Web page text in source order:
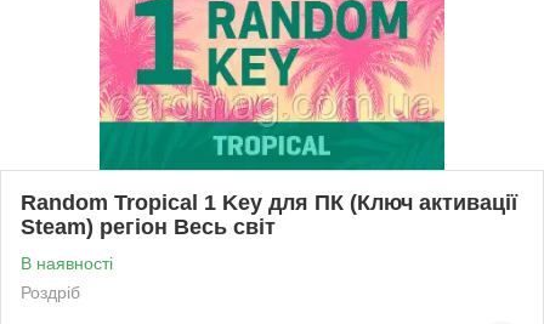
Random Tropical 1 Key для ПК (Ключ активації
Steam) регіон Весь світ
В наявності
Роздріб